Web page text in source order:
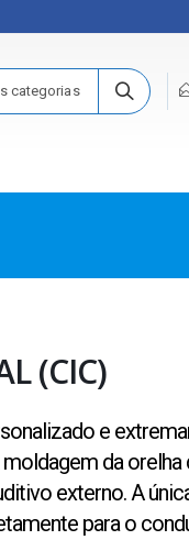
categorias
(CIC)
e
da
externo. A
para o